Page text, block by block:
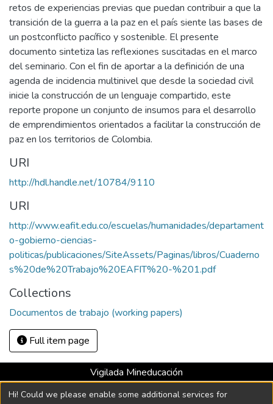
retos de experiencias previas que puedan contribuir a que la
transición de la guerra a la paz en el país siente las bases de
un postconflicto pacífico y sostenible. El presente
documento sintetiza las reflexiones suscitadas en el marco
del seminario. Con el fin de aportar a la definición de una
agenda de incidencia multinivel que desde la sociedad civil
inicie la construcción de un lenguaje compartido, este
reporte propone un conjunto de insumos para el desarrollo
de emprendimientos orientados a facilitar la construcción de
paz en los territorios de Colombia.
URI
http://hdl.handle.net/10784/9110
URI
http://www.eafit.edu.co/escuelas/humanidades/departament
o-gobierno-ciencias-
politicas/publicaciones/SiteAssets/Paginas/libros/Cuaderno
s%20de%20Trabajo%20EAFIT%20-%201.pdf
Collections
Documentos de trabajo (working papers)
Full item page
Vigilada Mineducación
Universidad con Acreditación Institucional hasta 2026 -
Hi! Could we please enable some additional services for